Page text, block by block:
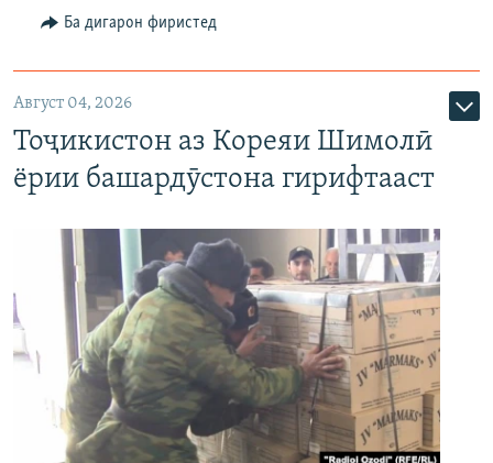
Ба дигарон фиристед
Август 04, 2026
Тоҷикистон аз Кореяи Шимолӣ
ёрии башардӯстона гирифтааст